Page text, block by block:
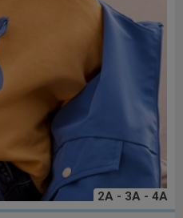
2A - 3A - 4A